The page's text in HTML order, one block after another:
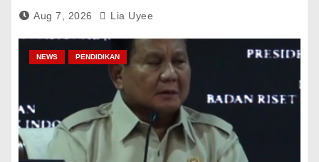
Aug 7, 2026 Lia Uyee
NEWS PENDIDIKAN